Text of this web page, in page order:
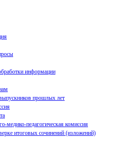
информации
прошлых лет
медико-педагогическая комиссия
итоговых сочинений (изложений)